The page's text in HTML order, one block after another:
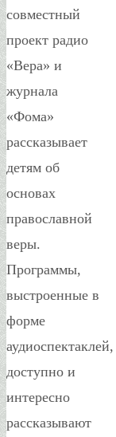
совместный
проект радио
«Вера» и
журнала
«Фома»
рассказывает
детям об
основах
православной
веры.
Программы,
выстроенные в
форме
аудиоспектаклей,
доступно и
интересно
рассказывают